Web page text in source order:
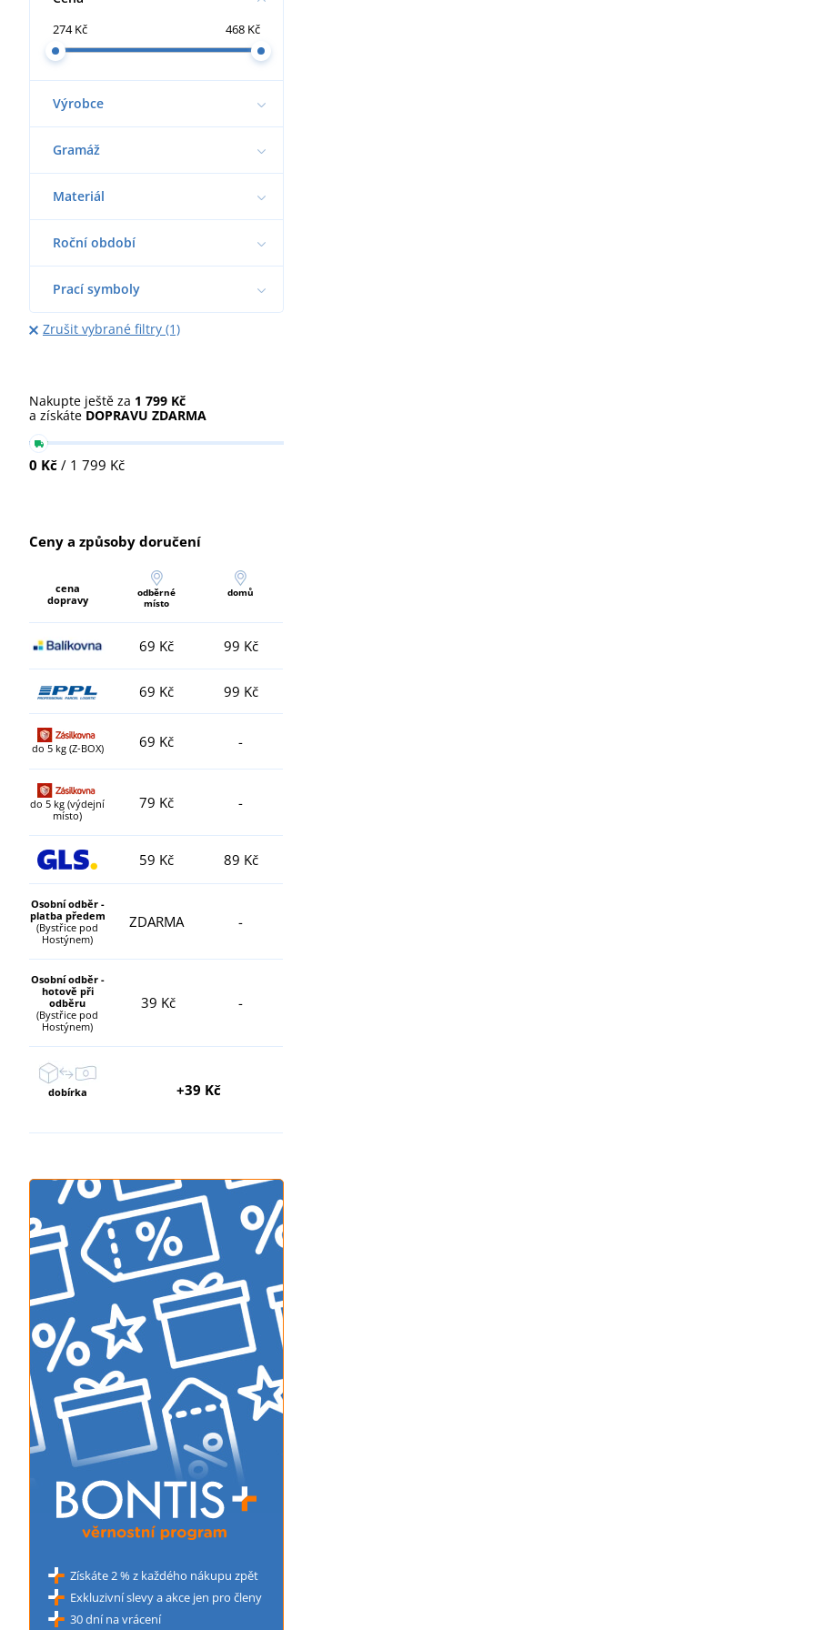
274 Kč 468 Kč
Výrobce
Gramáž
Materiál
Roční období
Prací symboly
Zrušit vybrané filtry (1)
Nakupte ještě za 1 799 Kč
a získáte DOPRAVU ZDARMA
0 Kč / 1 799 Kč
Ceny a způsoby doručení
cena
dopravy
odběrné
místo
domů
69 Kč 99 Kč
69 Kč 99 Kč
do 5 kg (Z-BOX) 69 Kč -
do 5 kg (výdejní
místo)
79 Kč -
59 Kč 89 Kč
Osobní odběr -
platba předem
(Bystřice pod
Hostýnem)
ZDARMA -
Osobní odběr -
hotově při
odběru
(Bystřice pod
Hostýnem)
39 Kč -
dobírka +39 Kč
Získáte 2 % z každého nákupu zpět
Exkluzivní slevy a akce jen pro členy
30 dní na vrácení